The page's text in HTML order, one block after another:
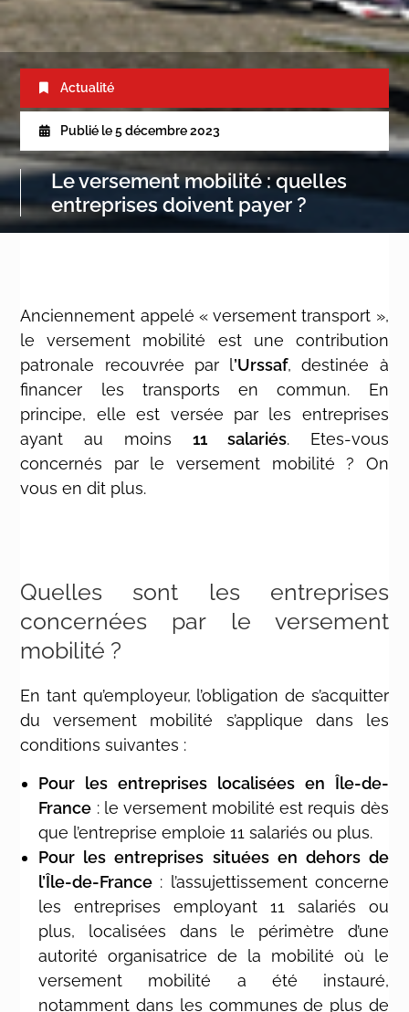
Actualité
Publié le 5 décembre 2023
Le versement mobilité : quelles
entreprises doivent payer ?
Anciennement appelé « versement transport »,
le versement mobilité est une contribution
patronale recouvrée par l’Urssaf, destinée à
financer les transports en commun. En
principe, elle est versée par les entreprises
ayant au moins 11 salariés. Etes-vous
concernés par le versement mobilité ? On
vous en dit plus.
Quelles sont les entreprises
concernées par le versement
mobilité ?
En tant qu’employeur, l’obligation de s’acquitter
du versement mobilité s’applique dans les
conditions suivantes :
Pour les entreprises localisées en Île-de-
France : le versement mobilité est requis dès
que l’entreprise emploie 11 salariés ou plus.
Pour les entreprises situées en dehors de
l’Île-de-France : l’assujettissement concerne
les entreprises employant 11 salariés ou
plus, localisées dans le périmètre d’une
autorité organisatrice de la mobilité où le
versement mobilité a été instauré,
notamment dans les communes de plus de